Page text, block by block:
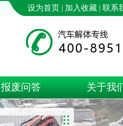
设为首页 | 加入收藏 | 联系
报废问答 关于我